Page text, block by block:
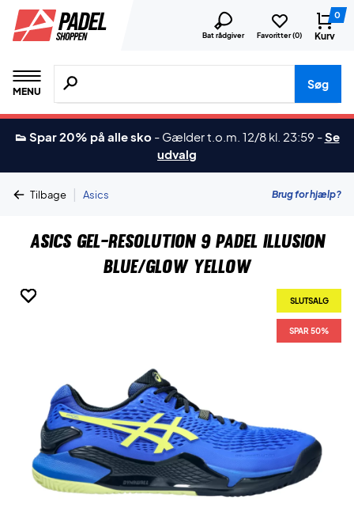
Bat rådgiver Favoritter (0)
0
Kurv
MENU
Søg efter produkter, mærker etc.
Søg
👟 Spar 20% på alle sko - Gælder t.o.m. 12/8 kl. 23:59 -Se
udvalg
Tilbage | Asics Brug for hjælp?
Asics Gel-Resolution 9 Padel Illusion
Blue/Glow Yellow
SLUTSALG
SPAR 50%
SLUTSALG
SPAR 50%
SLUTSALG
SPAR 50%
SLUTSALG
SPAR 50%
SLUTSALG
SPAR 50%